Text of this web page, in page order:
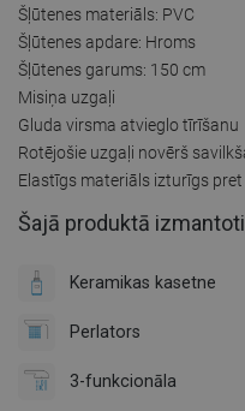
Šļūtenes materiāls: PVC
Šļūtenes apdare: Hroms
Šļūtenes garums: 150 cm
Misiņa uzgaļi
Gluda virsma atvieglo tīrīšanu
Rotējošie uzgaļi novērš
Elastīgs materiāls izturīgs
Šajā produktā
Keramikas kasetne
Perlators
3-funkcionāla